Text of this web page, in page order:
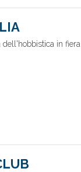
in fiera